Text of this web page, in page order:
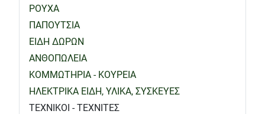
ΡΟΥΧΑ
ΠΑΠΟΥΤΣΙΑ
ΕΙΔΗ ΔΩΡΩΝ
ΑΝΘΟΠΩΛΕΙΑ
ΚΟΜΜΩΤΗΡΙΑ - ΚΟΥΡΕΙΑ
ΗΛΕΚΤΡΙΚΑ ΕΙΔΗ, ΥΛΙΚΑ, ΣΥΣΚΕΥΕΣ
ΤΕΧΝΙΚΟΙ - ΤΕΧΝΙΤΕΣ